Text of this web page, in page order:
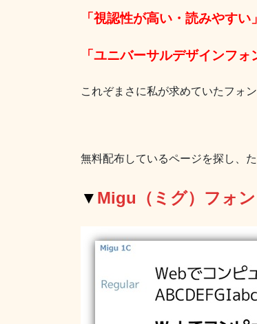
「視認性が高い・読みやすい」
「ユニバーサルデザインフォ
これぞまさに私が求めていたフォン
無料配布しているページを探し、
▼ Migu（ミグ）フォン